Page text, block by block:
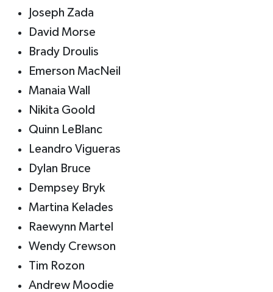
Joseph Zada
David Morse
Brady Droulis
Emerson MacNeil
Manaia Wall
Nikita Goold
Quinn LeBlanc
Leandro Vigueras
Dylan Bruce
Dempsey Bryk
Martina Kelades
Raewynn Martel
Wendy Crewson
Tim Rozon
Andrew Moodie